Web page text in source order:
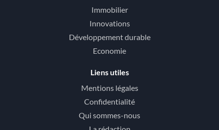
Immobilier
Innovations
Développement durable
Economie
Liens utiles
Mentions légales
Confidentialité
Qui sommes-nous